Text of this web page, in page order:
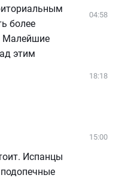
более
Малейшие
этим
Испанцы
04:58
18:18
15:00